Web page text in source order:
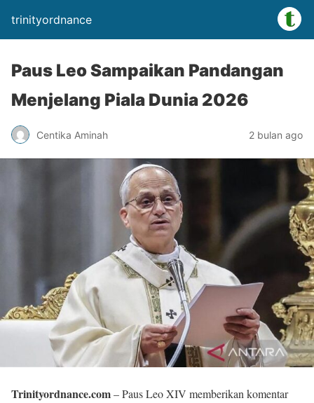
trinityordnance
Paus Leo Sampaikan Pandangan
Menjelang Piala Dunia 2026
Centika Aminah 2 bulan ago
Trinityordnance.com– Paus Leo XIV memberikan komentar